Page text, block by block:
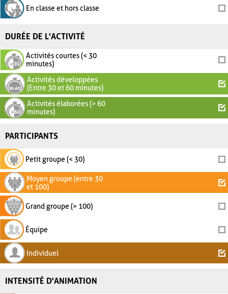
En classe et hors classe
DURÉE DE L'ACTIVITÉ
Activités courtes (< 30
minutes)
Activités développées
(Entre 30 et 60 minutes)
Activités élaborées (> 60
minutes)
PARTICIPANTS
Petit groupe (< 30)
Moyen groupe (entre 30
et 100)
Grand groupe (> 100)
Équipe
Individuel
INTENSITÉ D'ANIMATION